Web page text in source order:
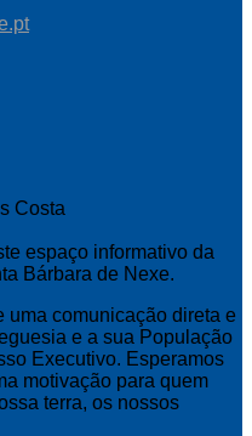
espaço informativo da
Bárbara de Nexe.
uma comunicação direta e
e a sua População
Executivo. Esperamos
motivação para quem
terra, os nossos